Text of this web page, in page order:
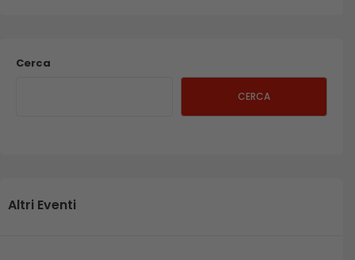
Cerca
CERCA
Altri Eventi